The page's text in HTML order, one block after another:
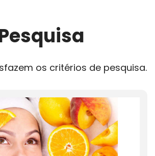
os critérios de pesquisa.